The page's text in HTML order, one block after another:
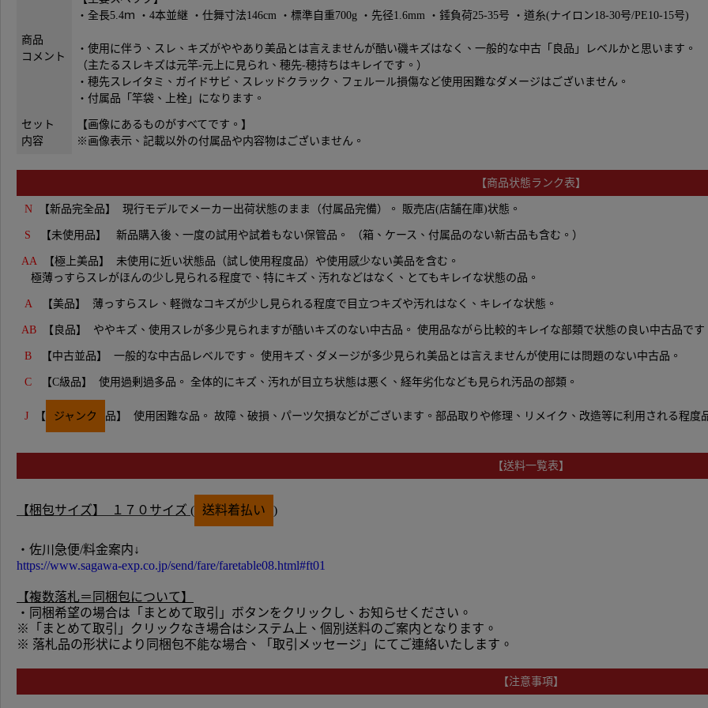
商品
コメント
・全長5.4ｍ ・4本並継 ・仕舞寸法146cm ・標準自重700g ・先径1.6mm ・錘負荷25-35号 ・道糸(ナイロン18-30号/PE10-15号)
・使用に伴う、スレ、キズがややあり美品とは言えませんが酷い磯キズはなく、一般的な中古「良品」レベルかと思います。
（主たるスレキズは元竿-元上に見られ、穂先-穂持ちはキレイです。）
・穂先スレイタミ、ガイドサビ、スレッドクラック、フェルール損傷など使用困難なダメージはございません。
・付属品「竿袋、上栓」になります。
セット
内容
【画像にあるものがすべてです。】
※画像表示、記載以外の付属品や内容物はございません。
【商品状態ランク表】
N 【新品完全品】 現行モデルでメーカー出荷状態のまま（付属品完備）。 販売店(店舗在庫)状態。
S 【未使用品】 新品購入後、一度の試用や試着もない保管品。 （箱、ケース、付属品のない新古品も含む。）
AA 【極上美品】 未使用に近い状態品（試し使用程度品）や使用感少ない美品を含む。
極薄っすらスレがほんの少し見られる程度で、特にキズ、汚れなどはなく、とてもキレイな状態の品。
A 【美品】 薄っすらスレ、軽微なコキズが少し見られる程度で目立つキズや汚れはなく、キレイな状態。
AB 【良品】 ややキズ、使用スレが多少見られますが酷いキズのない中古品。 使用品ながら比較的キレイな部類で状態の良い中古品です
B 【中古並品】 一般的な中古品レベルです。 使用キズ、ダメージが多少見られ美品とは言えませんが使用には問題のない中古品。
C 【C級品】 使用過剰過多品。 全体的にキズ、汚れが目立ち状態は悪く、経年劣化なども見られ汚品の部類。
J 【 ジャンク 品】 使用困難な品。 故障、破損、パーツ欠損などがございます。 部品取りや修理、リメイク、改造等に利用される程度
【送料一覧表】
【梱包サイズ】 １７ ０ サイズ ( 送料着払い )
・佐川急便/料金案内↓
https://www.sagawa-exp.co.jp/send/fare/faretable08.html#ft01
【複数落札＝同梱包について】
・同梱希望の場合は「まとめて取引」ボタンをクリックし、お知らせください。
※「まとめて取引」クリックなき場合はシステム上、個別送料のご案内となります。
※ 落札品の形状により同梱包不能な場合、「取引メッセージ」にてご連絡いたします。
【注意事項】